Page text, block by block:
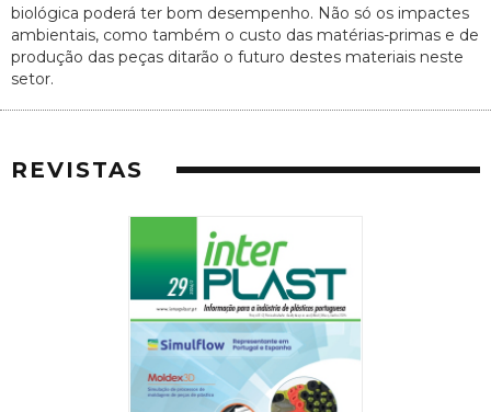
biológica poderá ter bom desempenho. Não só os impactes
ambientais, como também o custo das matérias-primas e de
produção das peças ditarão o futuro destes materiais neste
setor.
REVISTAS